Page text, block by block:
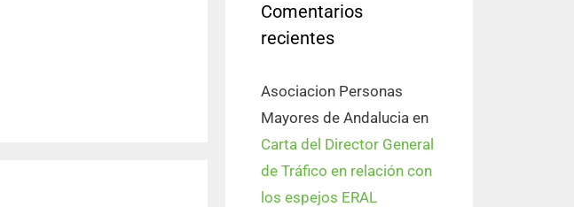
Comentarios
recientes
Asociacion Personas
Mayores de Andaluciaen
Carta del Director General
de Tráfico en relación con
los espejos ERAL